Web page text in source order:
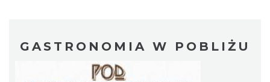
GASTRONOMIA W POBLIŻU